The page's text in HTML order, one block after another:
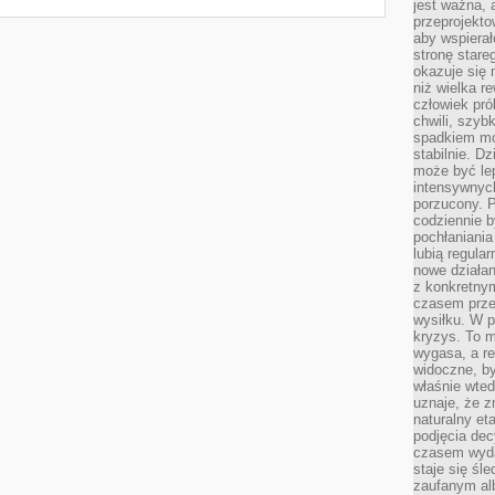
jest ważna,
aby
stronę
okazuje się
niż wielka
człowiek
chwili,
spadkiem
stabilnie.
może być
porzucony.
codziennie
lubią
nowe
z
czasem
wysiłku. W
kryzys. To
wygasa, a
widoczne,
właśnie
uznaje, że
naturalny
podjęcia
czasem
staje się
zaufanym